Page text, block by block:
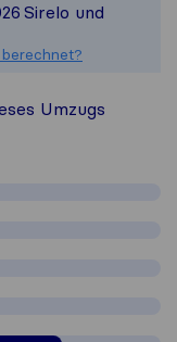
Sirelo und
Umzugs​